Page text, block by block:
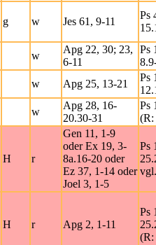
g w Jes 61, 9-11
Ps
w
Apg 22, 30; 23,
6-11
Ps
w Apg 25, 13-21
Ps
w
Apg 28, 16-
20.30-31
Ps
(R:
H r
Gen 11, 1-9
oder Ex 19, 3-
8a.16-20 oder
Ez 37, 1-14 oder
Joel 3, 1-5
Ps
H r Apg 2, 1-11
Ps
(R: